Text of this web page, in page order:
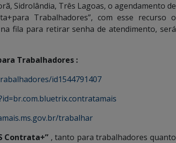
Sidrolândia, Três Lagoas, o agendamento de
Trabalhadores”, com esse recurso o
fila para retirar senha de atendimento, será
Trabalhadores :
id1544791407
trabalhar
Contrata+” , tanto para trabalhadores quanto